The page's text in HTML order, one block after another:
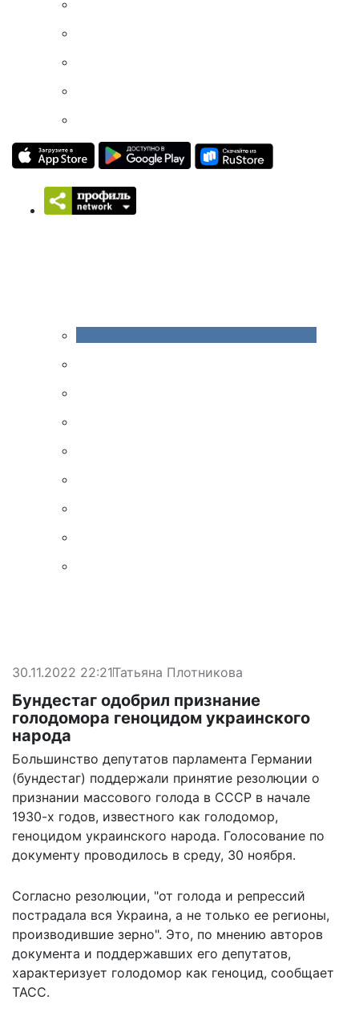
30.11.2022 22:21Татьяна Плотникова
Бундестаг одобрил признание
голодомора геноцидом украинского
народа
Большинство депутатов парламента Германии
(бундестаг) поддержали принятие резолюции о
признании массового голода в СССР в начале
1930-х годов, известного как голодомор,
геноцидом украинского народа. Голосование по
документу проводилось в среду, 30 ноября.
Согласно резолюции, "от голода и репрессий
пострадала вся Украина, а не только ее регионы,
производившие зерно". Это, по мнению авторов
документа и поддержавших его депутатов,
характеризует голодомор как геноцид, сообщает
ТАСС.